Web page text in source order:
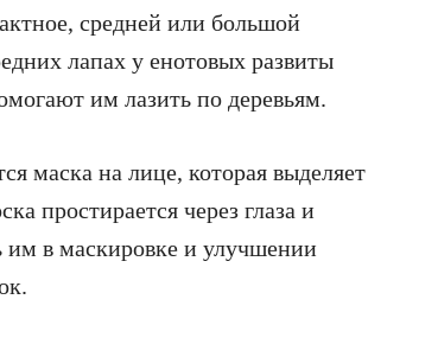
средней или большой
лапах у енотовых развиты
им лазить по деревьям.
маска на лице, которая выделяет
простирается через глаза и
в маскировке и улучшении